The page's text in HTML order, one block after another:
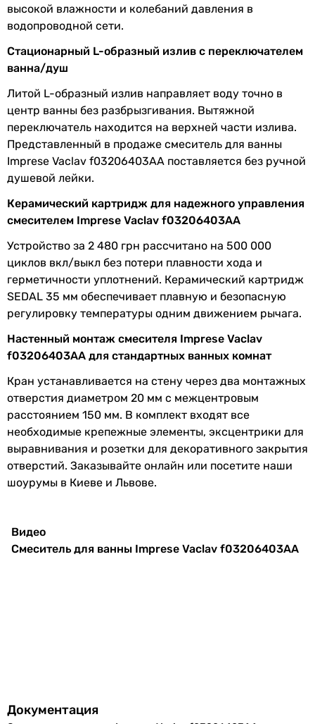
белый
Длина излива
Ширина
218 мм
Глубина
212 мм
192 мм
Длина шланга
150 см
Высота
107 мм
Габариты в упаковке
Ширина в упаковке
256 мм
Высота в упаковке
24 мес.
36 мес.
Комплектация
изделия
гарантийный талон, крепеж,
Физические характеристики
Цвет белый
Длина излива 191 мм
Ширина 218 мм
Глубина
Высота 107 мм
Гарантия
Гарантия 60 мес.
Увидели ошибку в описании или характеристиках?
Сообщить об ошибке
Характеристики, комплектация и фотографии Imprese Vaclav
f03206403AA носят ознакомительный характер и могут
изменяться производителем без уведомления. Магазин не
несет ответственности за изменения, внесенные
производителем.
высокой влажности и колебаний давления в
водопроводной сети.
Стационарный L-образный излив с переключателем
ванна/душ
Литой L-образный излив направляет воду точно в
центр ванны без разбрызгивания. Вытяжной
переключатель находится на верхней части излива.
Представленный в продаже смеситель для ванны
Imprese Vaclav f03206403AA поставляется без ручной
душевой лейки.
Керамический картридж для надежного управления
смесителем Imprese Vaclav f03206403AA
Устройство за 2 480 грн рассчитано на 500 000
циклов вкл/выкл без потери плавности хода и
герметичности уплотнений. Керамический картридж
SEDAL 35 мм обеспечивает плавную и безопасную
регулировку температуры одним движением рычага.
Настенный монтаж смесителя Imprese Vaclav
f03206403AA для стандартных ванных комнат
Кран устанавливается на стену через два монтажных
отверстия диаметром 20 мм с межцентровым
расстоянием 150 мм. В комплект входят все
необходимые крепежные элементы, эксцентрики для
выравнивания и розетки для декоративного закрытия
отверстий. Заказывайте онлайн или посетите наши
шоурумы в Киеве и Львове.
Видео
Смеситель для ванны Imprese Vaclav f03206403AA
Документация